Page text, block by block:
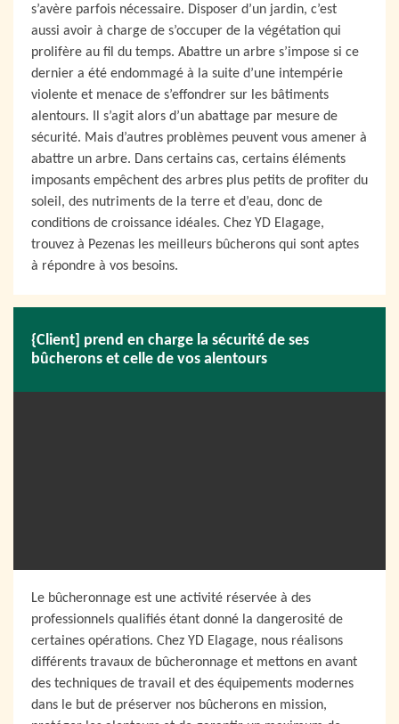
s’avère parfois nécessaire. Disposer d’un jardin, c’est
aussi avoir à charge de s’occuper de la végétation qui
prolifère au fil du temps. Abattre un arbre s’impose si ce
dernier a été endommagé à la suite d’une intempérie
violente et menace de s’effondrer sur les bâtiments
alentours. Il s’agit alors d’un abattage par mesure de
sécurité. Mais d’autres problèmes peuvent vous amener à
abattre un arbre. Dans certains cas, certains éléments
imposants empêchent des arbres plus petits de profiter du
soleil, des nutriments de la terre et d’eau, donc de
conditions de croissance idéales. Chez YD Elagage,
trouvez à Pezenas les meilleurs bûcherons qui sont aptes
à répondre à vos besoins.
{Client] prend en charge la sécurité de ses
bûcherons et celle de vos alentours
Le bûcheronnage est une activité réservée à des
professionnels qualifiés étant donné la dangerosité de
certaines opérations. Chez YD Elagage, nous réalisons
différents travaux de bûcheronnage et mettons en avant
des techniques de travail et des équipements modernes
dans le but de préserver nos bûcherons en mission,